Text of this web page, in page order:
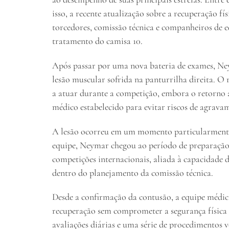
isso, a recente atualização sobre a recuperação
torcedores, comissão técnica e companheiros de
tratamento do camisa 10.
Após passar por uma nova bateria de exames,
lesão muscular sofrida na panturrilha direita. O
a atuar durante a competição, embora o
médico estabelecido para evitar riscos de
A lesão ocorreu em um momento
equipe, Neymar chegou ao período de
competições internacionais, aliada à
dentro do planejamento da comissão técnica.
Desde a confirmação da contusão, a equipe
recuperação sem comprometer a segurança
avaliações diárias e uma série de procedimentos